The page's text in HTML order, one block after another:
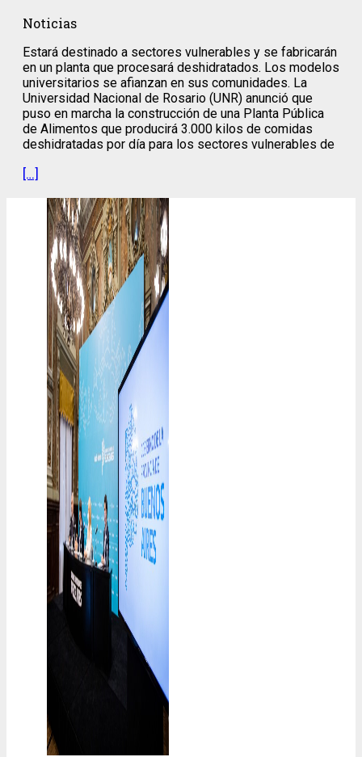
Noticias
Estará destinado a sectores vulnerables y se fabricarán
en un planta que procesará deshidratados. Los modelos
universitarios se afianzan en sus comunidades. La
Universidad Nacional de Rosario (UNR) anunció que
puso en marcha la construcción de una Planta Pública
de Alimentos que producirá 3.000 kilos de comidas
deshidratadas por día para los sectores vulnerables de
[…]